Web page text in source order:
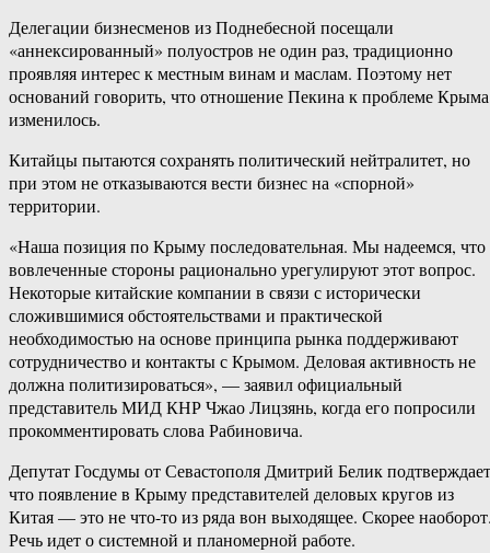
Делегации бизнесменов из Поднебесной посещали
«аннексированный» полуостров не один раз, традиционно
проявляя интерес к местным винам и маслам. Поэтому нет
оснований говорить, что отношение Пекина к проблеме Крыма
изменилось.
Китайцы пытаются сохранять политический нейтралитет, но
при этом не отказываются вести бизнес на «спорной»
территории.
«Наша позиция по Крыму последовательная. Мы надеемся, что
вовлеченные стороны рационально урегулируют этот вопрос.
Некоторые китайские компании в связи с исторически
сложившимися обстоятельствами и практической
необходимостью на основе принципа рынка поддерживают
сотрудничество и контакты с Крымом. Деловая активность не
должна политизироваться», — заявил официальный
представитель МИД КНР Чжао Лицзянь, когда его попросили
прокомментировать слова Рабиновича.
Депутат Госдумы от Севастополя Дмитрий Белик
что появление в Крыму представителей деловых кругов из
Китая — это не что-то из ряда вон выходящее. Скорее
Речь идет о системной и планомерной работе.